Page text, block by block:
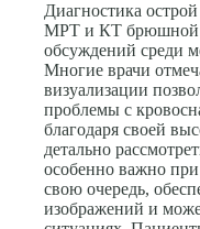
Диагностика
МРТ и КТ брюшной
обсуждений среди
Многие врачи
визуализации
проблемы с
благодаря своей
детально
особенно важно
свою очередь,
изображений и